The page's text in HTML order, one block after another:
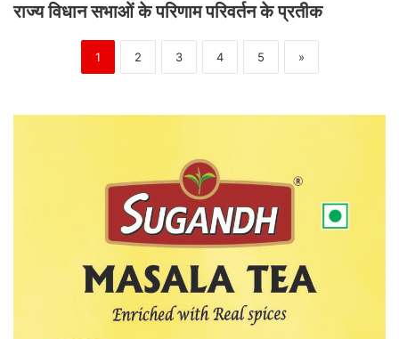
राज्य विधान सभाओं के परिणाम परिवर्तन के प्रतीक
1 2 3 4 5 »